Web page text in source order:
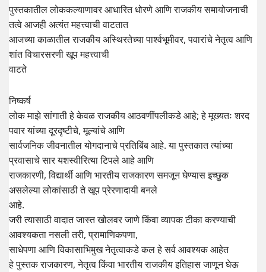
पुस्तकातील लोककल्याणावर आधारित धोरणे आणि राजकीय समायोजनाची
तत्वे आजही अत्यंत महत्त्वाची वाटतात
आजच्या काळातील राजकीय अस्थिरतेच्या पार्श्वभूमीवर, पवारांचे नेतृत्व आणि
शांत विचारसरणी खूप महत्त्वाची
वाटते
निष्कर्ष
लोक माझे सांगाती हे केवळ राजकीय आठवणींपलीकडे आहे; हे मूख्यतः शरद
पवार यांच्या दूरदृष्टीचे, मूल्यांचे आणि
सार्वजनिक जीवनातील योगदानाचे प्रतिबिंब आहे. या पुस्तकात त्यांच्या
प्रवासाचे सार यशस्वीरित्या टिपले आहे आणि
राजकारणी, विद्यार्थी आणि भारतीय राजकारण समजून घेण्यास इच्छुक
असलेल्या लोकांसाठी ते खूप प्रेरणादायी बनले
आहे.
जरी त्यासाठी वादात जास्त खोलवर जाणे किंवा व्यापक टीका करण्याची
आवश्यकता नसली तरी, प्रामाणिकपणा,
साधेपणा आणि विकासाभिमुख नेतृत्वाकडे कल हे सर्व आवश्यक आहेत
हे पुस्तक राजकारण, नेतृत्व किंवा भारतीय राजकीय इतिहास जाणून घेऊ